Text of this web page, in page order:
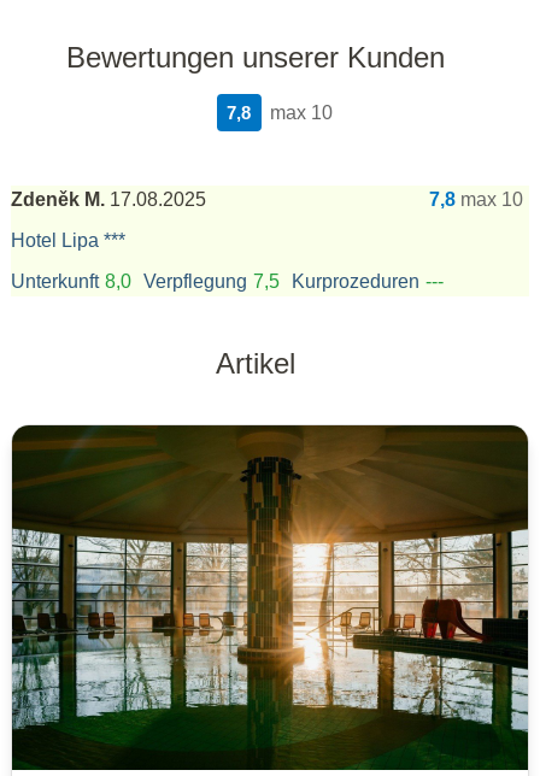
Bewertungen unserer Kunden
max 10
7,8
Zdeněk M. 17.08.2025 7,8 max 10
Hotel Lipa ***
Unterkunft 8,0 Verpflegung 7,5 Kurprozeduren ---
Artikel